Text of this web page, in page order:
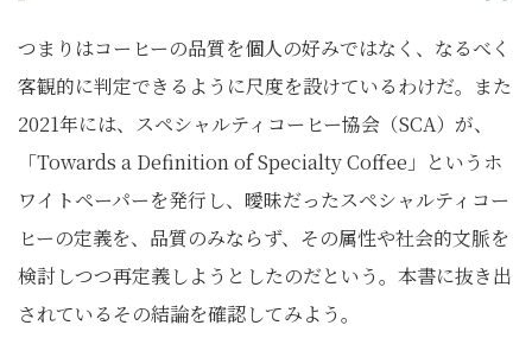
つまりはコーヒーの品質を個人の好みではなく、なるべく
客観的に判定できるように尺度を設けているわけだ。また
2021年には、スペシャルティコーヒー協会（SCA）が、
「Towards a Definition of Specialty Coffee」というホ
ワイトペーパーを発行し、曖昧だったスペシャルティコー
ヒーの定義を、品質のみならず、その属性や社会的文脈を
検討しつつ再定義しようとしたのだという。本書に抜き出
されているその結論を確認してみよう。